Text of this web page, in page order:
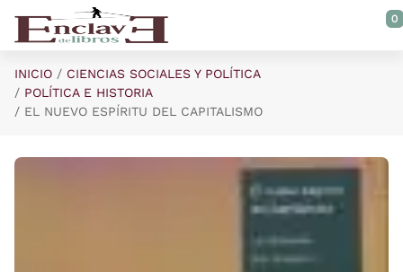
Saltar al contenido principal
0
INICIO
CIENCIAS SOCIALES Y POLÍTICA
POLÍTICA E HISTORIA
EL NUEVO ESPÍRITU DEL CAPITALISMO